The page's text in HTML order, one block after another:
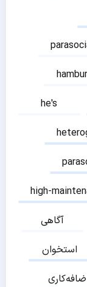
he's
high-
آگاهی
استخوان